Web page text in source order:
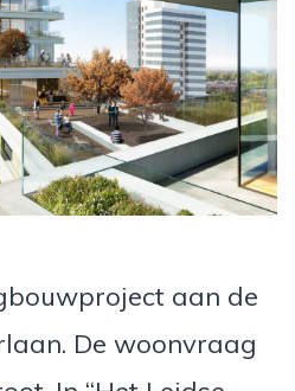
aan de
De woonvraag